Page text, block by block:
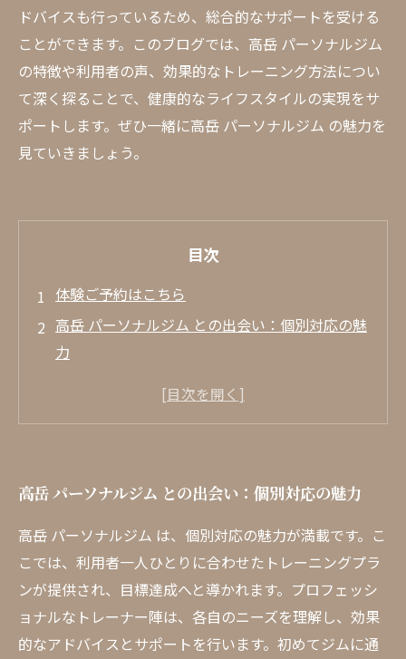
ドバイスも行っているため、総合的なサポートを受ける
ことができます。このブログでは、高岳 パーソナルジム
の特徴や利用者の声、効果的なトレーニング方法につい
て深く探ることで、健康的なライフスタイルの実現をサ
ポートします。ぜひ一緒に高岳 パーソナルジム の魅力を
見ていきましょう。
目次
体験ご予約はこちら
高岳 パーソナルジム との出会い：個別対応の魅
力
プロのトレーナーが導く！最適なトレーニング
総合的なサポートが実現する健康的なライフス
タイル
高岳 パーソナルジム 利用者の声：成功体験の共
有
効果的なトレーニング方法を探る：高岳の秘密
あなたも始めよう！高岳 パーソナルジム での新
高岳 パーソナルジム との出会い：個別対応の魅力
高岳 パーソナルジム は、個別対応の魅力が満載です。こ
こでは、利用者一人ひとりに合わせたトレーニングプラ
ンが提供され、目標達成へと導かれます。プロフェッシ
ョナルなトレーナー陣は、各自のニーズを理解し、効果
的なアドバイスとサポートを行います。初めてジムに通